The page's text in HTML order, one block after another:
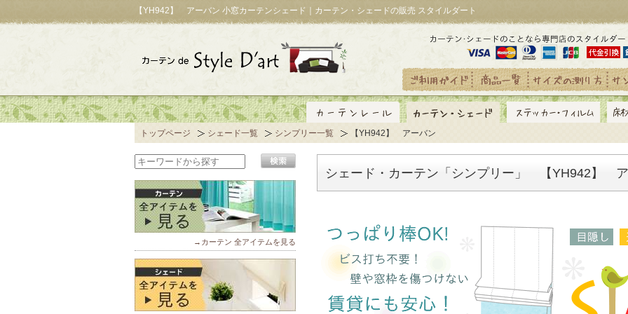
【YH942】 アーバン 小窓カーテンシェード｜カーテン・シェードの販売 スタイルダート
トップページ シェード一覧 シンプリー一覧 【YH942】 アーバン
シェード・カーテン「シンプリー」 【YH942】
→カーテン 全アイテムを見る